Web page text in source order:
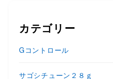
カテゴリー
Gコントロール
サゴシチューン２８ｇ